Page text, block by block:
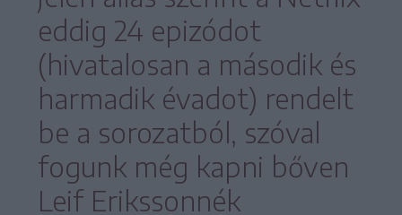
eddig 24 epizódot
(hivatalosan a második és
harmadik évadot) rendelt
be a sorozatból, szóval
fogunk még kapni bőven
Leif Erikssonnék